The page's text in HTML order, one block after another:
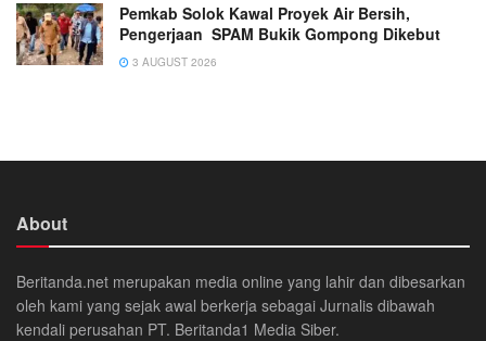
Pemkab Solok Kawal Proyek Air Bersih,
Pengerjaan SPAM Bukik Gompong Dikebut
3 AUGUST 2026
About
Beritanda.net merupakan media online yang lahir dan dibesarkan
oleh kami yang sejak awal berkerja sebagai Jurnalis dibawah
kendali perusahan PT. Beritanda1 Media Siber.